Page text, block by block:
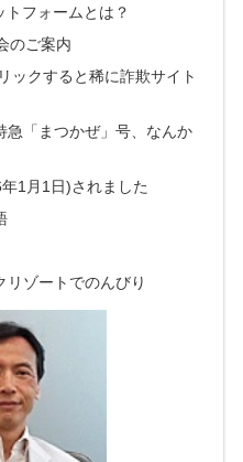
フォームとは？
のご案内
ックすると稀に詐欺サイト
急「まつかぜ」号、なんか
1月1日)されました
リゾートでのんびり